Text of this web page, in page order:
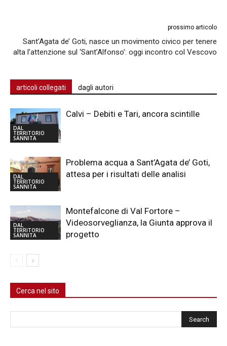
prossimo articolo
Sant’Agata de’ Goti, nasce un movimento civico per tenere
alta l’attenzione sul ‘Sant’Alfonso’: oggi incontro col Vescovo
articoli collegati dagli autori
DAL
TERRITORIO
SANNITA
Calvi – Debiti e Tari, ancora scintille
DAL
TERRITORIO
SANNITA
Problema acqua a Sant’Agata de’ Goti,
attesa per i risultati delle analisi
DAL
TERRITORIO
SANNITA
Montefalcone di Val Fortore –
Videosorveglianza, la Giunta approva il
progetto
Cerca nel sito